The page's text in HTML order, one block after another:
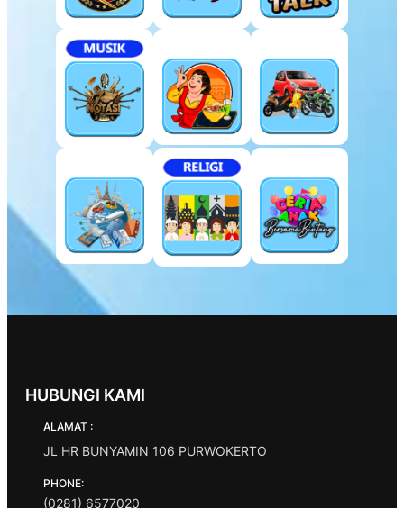
HUBUNGI KAMI
ALAMAT :
JL HR BUNYAMIN 106 PURWOKERTO
PHONE:
(0281) 6577020